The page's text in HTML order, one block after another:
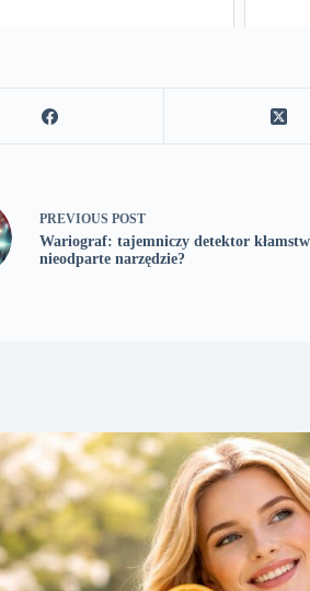
PREVIOUS POST
Wariograf: tajemniczy detektor
nieodparte narzędzie?